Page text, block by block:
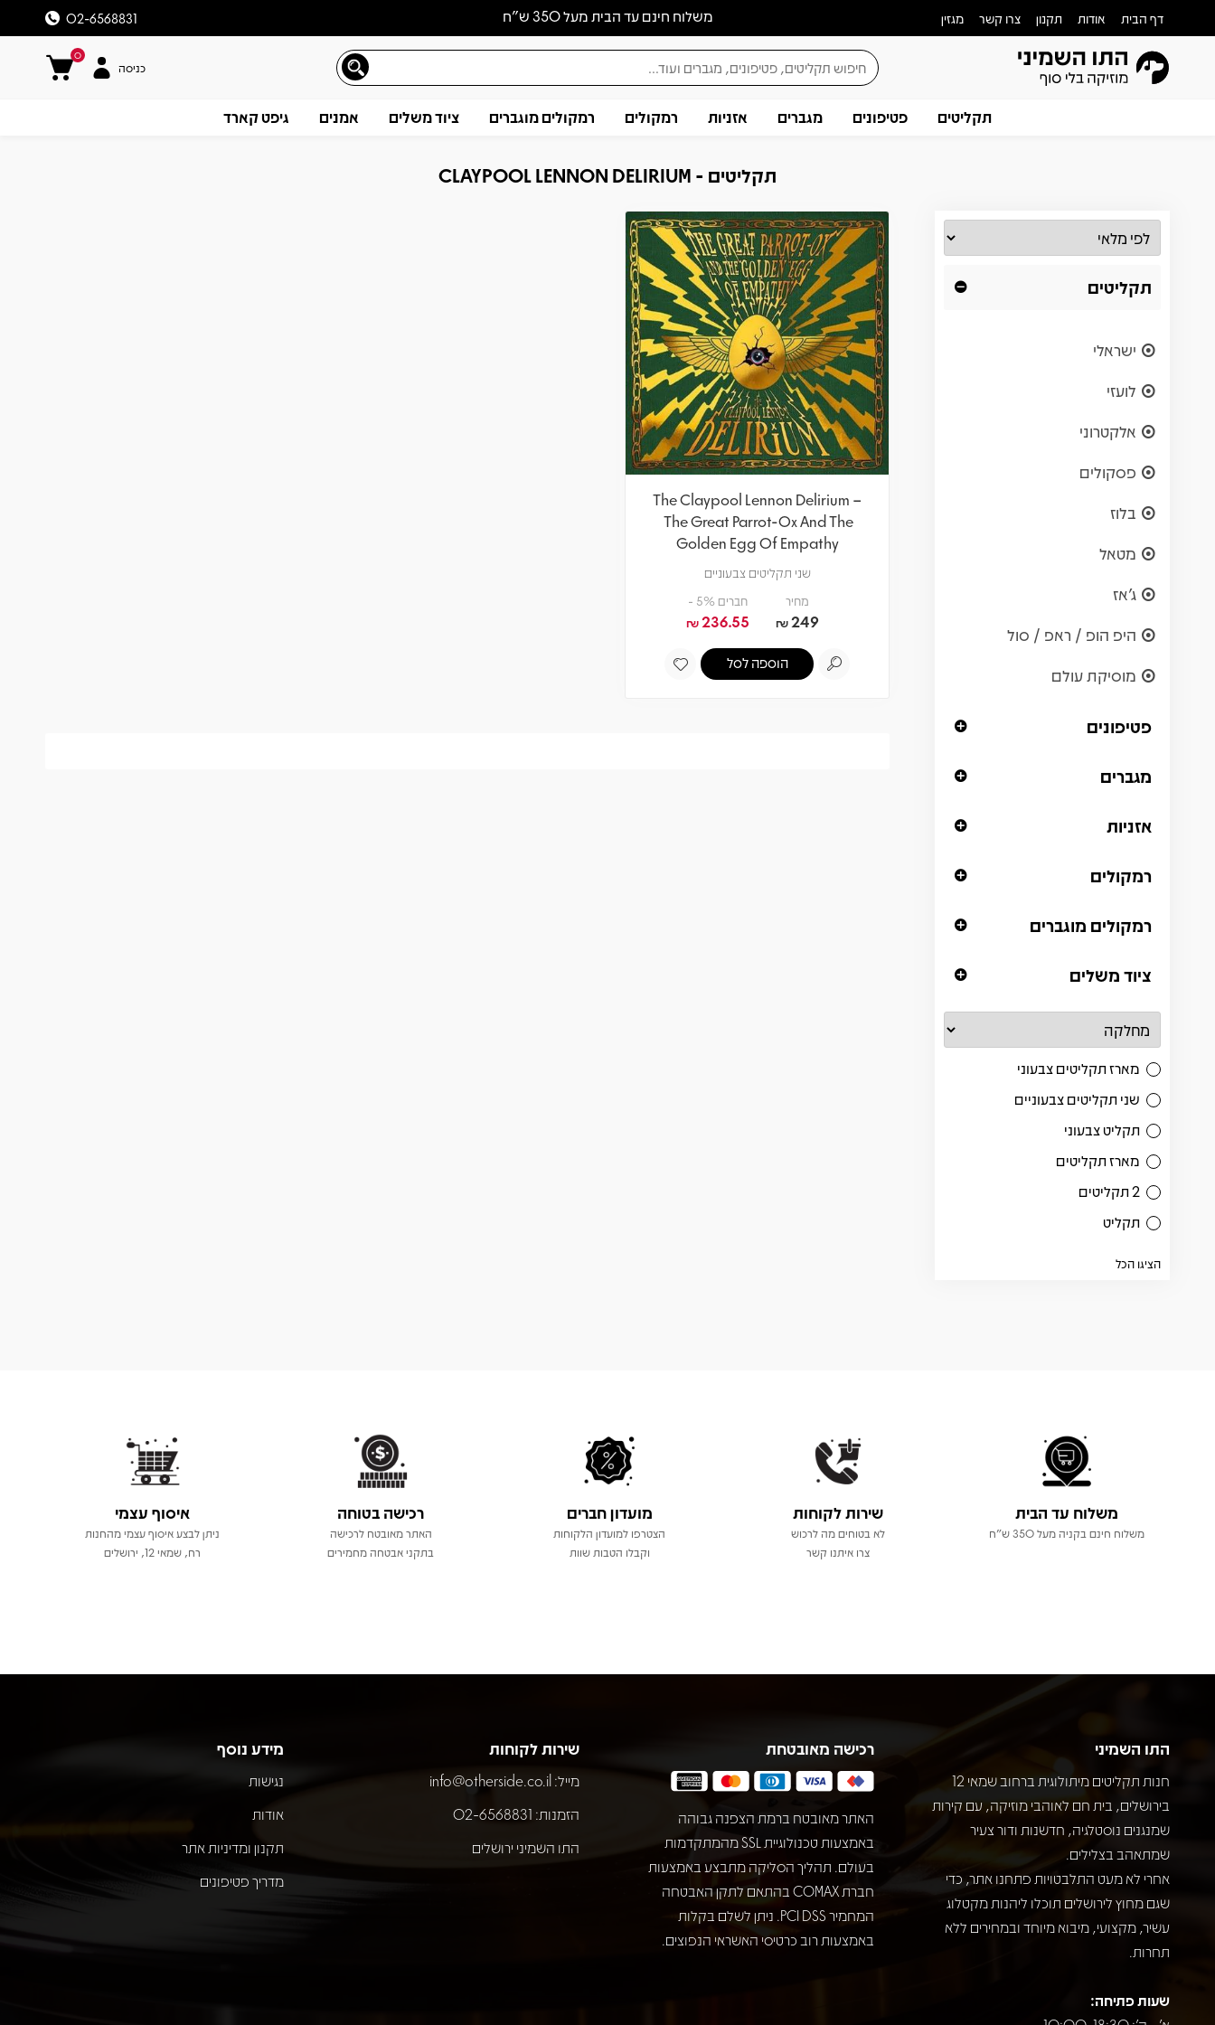
משלוח חינם עד הבית מעל 350 ש״ח דף הבית אודות תקנון צרו קשר מגזין 02-6568831
0
כניסה
תקליטים פטיפונים מגברים אזניות רמקולים רמקולים מוגברים ציוד משלים אמנים גיפט קארד
תקליטים - CLAYPOOL LENNON DELIRIUM
תקליטים
ישראלי
לועזי
אלקטרוני
פסקולים
בלוז
מטאל
ג'אז
היפ הופ / ראפ / סול
מוסיקת עולם
פטיפונים
מגברים
אזניות
רמקולים
רמקולים מוגברים
ציוד משלים
מארז תקליטים צבעוני
שני תקליטים צבעוניים
תקליט צבעוני
מארז תקליטים
2 תקליטים
תקליט
הציגו הכל
The Claypool Lennon Delirium –
The Great Parrot-Ox And The
Golden Egg Of Empathy
שני תקליטים צבעוניים
מחיר
249
₪
חברים 5% -
236.55
₪
הוספה לסל
משלוח עד הבית
משלוח חינם בקניה מעל 350 ש"ח
שירות לקוחות
לא בטוחים מה לרכוש
צרו איתנו קשר
מועדון חברים
הצטרפו למועדון הלקוחות
וקבלו הטבות שוות
רכישה בטוחה
האתר מאובטח לרכישה
בתקני אבטחה מחמירים
איסוף עצמי
ניתן לבצע איסוף עצמי מהחנות
רח, שמאי 12, ירושלים
התו השמיני
חנות תקליטים מיתולוגית ברחוב שמאי 12
בירושלים, בית חם לאוהבי מוזיקה, עם קירות
שמנגנים נוסטלגיה, חדשנות ודור צעיר
שמתאהב בצלילים.
אחרי לא מעט התלבטויות פתחנו אתר, כדי
שגם מחוץ לירושלים תוכלו ליהנות מקטלוג
עשיר, מקצועי, מיבוא מיוחד ובמחירים ללא
תחרות.
שעות פתיחה:
רכישה מאובטחת
האתר מאובטח ברמת הצפנה גבוהה
באמצעות טכנולוגיית SSL מהמתקדמות
בעולם. תהליך הסליקה מתבצע באמצעות
חברת COMAX בהתאם לתקן האבטחה
המחמיר PCI DSS. ניתן לשלם בקלות
באמצעות רוב כרטיסי האשראי הנפוצים.
שירות לקוחות
מייל: info@otherside.co.il
הזמנות: 02-6568831
התו השמיני ירושלים
מידע נוסף
נגישות
אודות
תקנון ומדיניות אתר
מדריך פטיפונים